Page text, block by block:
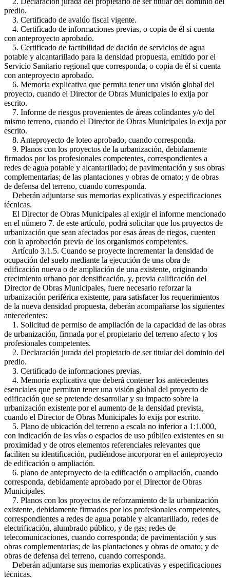
predio.
3. Certificado de avalúo fiscal vigente.
4. Certificado de informaciones previas, o copia de él si cuenta
con anteproyecto aprobado.
5. Certificado de factibilidad de dación de servicios de agua
potable y alcantarillado para la densidad propuesta, emitido por el
Servicio Sanitario regional que corresponda, o copia de él si cuenta
con anteproyecto aprobado.
6. Memoria explicativa que permita tener una visión global del
proyecto, cuando el Director de Obras Municipales lo exija por
escrito.
7. Informe de riesgos provenientes de áreas colindantes y/o del
mismo terreno, cuando el Director de Obras Municipales lo exija por
escrito.
8. Anteproyecto de loteo aprobado, cuando corresponda.
9. Planos con los proyectos de la urbanización, debidamente
firmados por los profesionales competentes, correspondientes a
redes de agua potable y alcantarillado; de pavimentación y sus obras
complementarias; de las plantaciones y obras de ornato; y de obras
de defensa del terreno, cuando corresponda.
Deberán adjuntarse sus memorias explicativas y especificaciones
técnicas.
El Director de Obras Municipales al exigir el informe mencionado
en el número 7. de este artículo, podrá solicitar que los proyectos de
urbanización que sean afectados por esas áreas de riegos, cuenten
con la aprobación previa de los organismos competentes.
Artículo 3.1.5. Cuando se proyecte incrementar la densidad de
ocupación del suelo mediante la ejecución de una obra de
edificación nueva o de ampliación de una existente, originando
crecimiento urbano por densificación, y, previa calificación del
Director de Obras Municipales, fuere necesario reforzar la
urbanización periférica existente, para satisfacer los requerimientos
de la nueva densidad propuesta, deberán acompañarse los siguientes
antecedentes:
1. Solicitud de permiso de ampliación de la capacidad de las obras
de urbanización, firmada por el propietario del terreno afecto y los
profesionales competentes.
2. Declaración jurada del propietario de ser titular del dominio del
predio.
3. Certificado de informaciones previas.
4. Memoria explicativa que deberá contener los antecedentes
esenciales que permitan tener una visión global del proyecto de
edificación que se pretende desarrollar y su impacto sobre la
urbanización existente por el aumento de la densidad prevista,
cuando el Director de Obras Municipales lo exija por escrito.
5. Plano de ubicación del terreno a escala no inferior a 1:1.000,
con indicación de las vías o espacios de uso público existentes en su
proximidad y de otros elementos referenciales relevantes que
faciliten su identificación, pudiéndose incorporar en el anteproyecto
de edificación o ampliación.
6. plano de anteproyecto de la edificación o ampliación, cuando
corresponda, debidamente aprobado por el Director de Obras
Municipales.
7. Planos con los proyectos de reforzamiento de la urbanización
existente, debidamente firmados por los profesionales competentes,
correspondientes a redes de agua potable y alcantarillado, redes de
electrificación, alumbrado público, y de gas; redes de
telecomunicaciones, cuando corresponda; de pavimentación y sus
obras complementarias; de las plantaciones y obras de ornato; y de
obras de defensa del terreno, cuando corresponda.
Deberán adjuntarse sus memorias explicativas y especificaciones
técnicas.